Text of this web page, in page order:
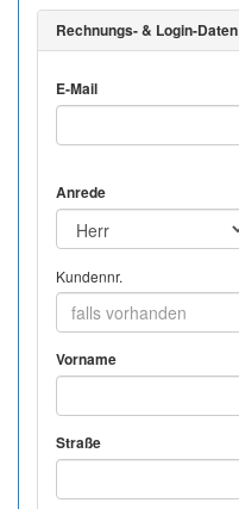
Rechnungs- & Login-Daten
E-Mail
Anrede
Kundennr.
Vorname
Straße